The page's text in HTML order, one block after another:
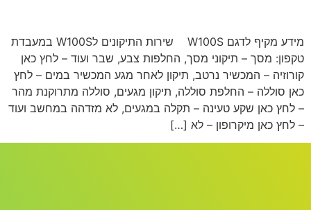
מידע מקיף לדגם W100S שירות התיקונים לW100S במעבדת
טקפון: מסך – תיקוני מסך, החלפות צבע, שבר ועוד – לחץ כאן
קורוזיה – המכשיר נרטב, תיקון לאחר מגע המכשיר במים – לחץ
כאן סוללה – החלפת סוללה, תיקון מגעים, סוללה מתרוקנת מהר
– לחץ כאן שקע טעינה – תקלה במגעים, לא מזדהה במחשב ועוד
– לחץ כאן מיקרופון – לא […]